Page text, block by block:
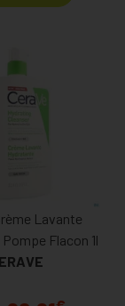
Lavante
Flacon 1l